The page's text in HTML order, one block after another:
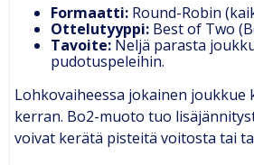
Formaatti: Round-Robin
Ottelutyyppi: Best of Two
Tavoite: Neljä parasta
pudotuspeleihin.
Lohkovaiheessa jokainen joukkue
kerran. Bo2-muoto tuo
voivat kerätä pisteitä voitosta tai